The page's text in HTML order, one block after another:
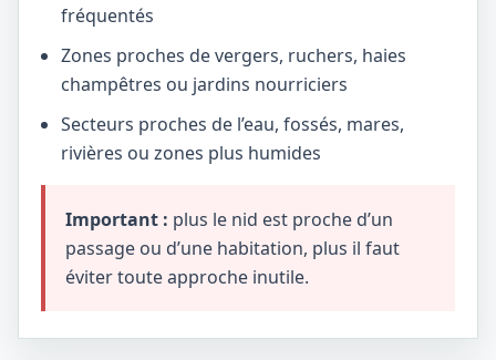
fréquentés
Zones proches de vergers, ruchers, haies
champêtres ou jardins nourriciers
Secteurs proches de l’eau, fossés, mares,
rivières ou zones plus humides
Important : plus le nid est proche d’un
passage ou d’une habitation, plus il faut
éviter toute approche inutile.